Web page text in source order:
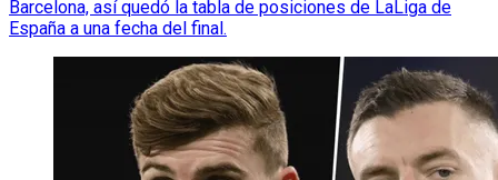
Barcelona, así quedó la tabla de posiciones de LaLiga de
España a una fecha del final.